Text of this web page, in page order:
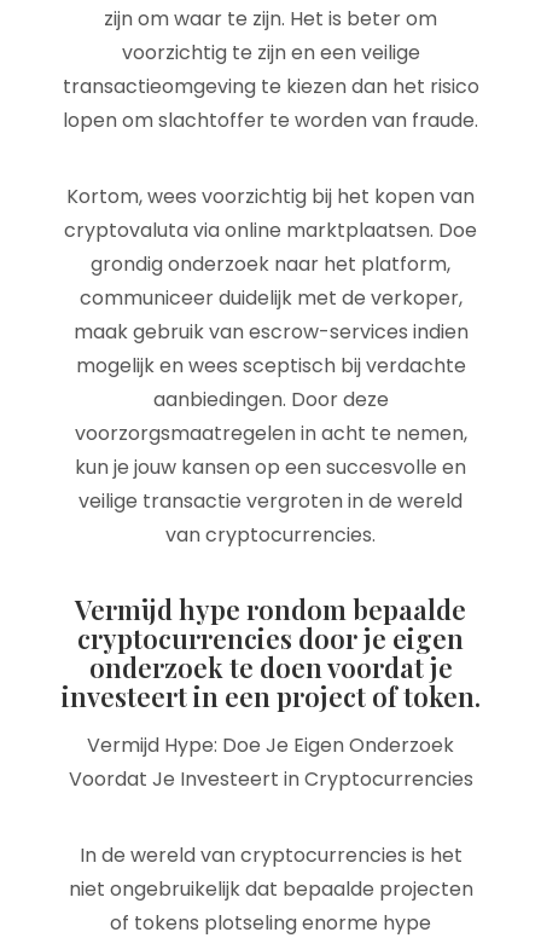
zijn om waar te zijn. Het is beter om
voorzichtig te zijn en een veilige
transactieomgeving te kiezen dan het risico
lopen om slachtoffer te worden van fraude.
Kortom, wees voorzichtig bij het kopen van
cryptovaluta via online marktplaatsen. Doe
grondig onderzoek naar het platform,
communiceer duidelijk met de verkoper,
maak gebruik van escrow-services indien
mogelijk en wees sceptisch bij verdachte
aanbiedingen. Door deze
voorzorgsmaatregelen in acht te nemen,
kun je jouw kansen op een succesvolle en
veilige transactie vergroten in de wereld
van cryptocurrencies.
Vermijd hype rondom bepaalde
cryptocurrencies door je eigen
onderzoek te doen voordat je
investeert in een project of token.
Vermijd Hype: Doe Je Eigen Onderzoek
Voordat Je Investeert in Cryptocurrencies
In de wereld van cryptocurrencies is het
niet ongebruikelijk dat bepaalde projecten
of tokens plotseling enorme hype